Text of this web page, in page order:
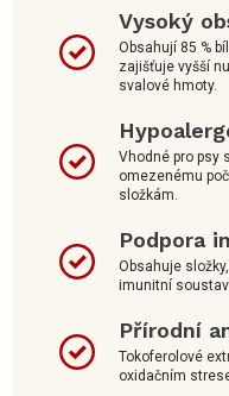
Vysoký
Obsahují 85 %
zajišťuje vyšší
svalové hmoty.
Vhodné pro psy
omezenému
složkám.
Podpora
Obsahuje
imunitní
Přírodní
Tokoferolové
oxidačním